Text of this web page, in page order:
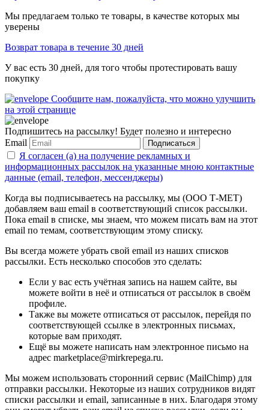
Мы предлагаем только те товары, в качестве которых мы
уверены
Возврат товара в течение 30 дней
У вас есть 30 дней, для того чтобы протестировать вашу
покупку
Сообщите нам, пожалуйста, что можно улучшить
на этой странице
Подпишитесь на рассылку! Будет полезно и интересно
Email
Подписаться
Я согласен (а) на получение рекламных и
информационных рассылок на указанные мною контактные
данные (email, телефон, мессенджеры)
Когда вы подписываетесь на рассылку, мы (ООО Т-МЕТ)
добавляем ваш email в соответствующий список рассылки.
Пока email в списке, мы знаем, что можем писать вам на этот
email по темам, соответствующим этому списку.
Вы всегда можете убрать свой email из наших списков
рассылки. Есть несколько способов это сделать:
Если у вас есть учётная запись на нашем сайте, вы
можете войти в неё и отписаться от рассылок в своём
профиле.
Также вы можете отписаться от рассылок, перейдя по
соответствующей ссылке в электронных письмах,
которые вам приходят.
Ещё вы можете написать нам электронное письмо на
адрес marketplace@mirkrepega.ru.
Мы можем использовать сторонний сервис (MailChimp) для
отправки рассылки. Некоторые из наших сотрудников видят
списки рассылки и email, записанные в них. Благодаря этому